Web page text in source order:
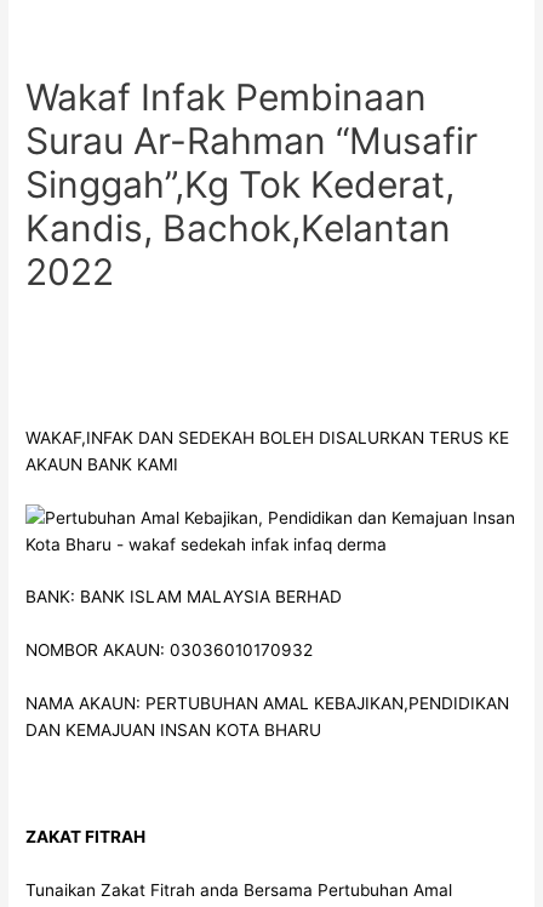
Wakaf Infak Pembinaan
Surau Ar-Rahman “Musafir
Singgah”,Kg Tok Kederat,
Kandis, Bachok,Kelantan
2022
WAKAF,INFAK DAN SEDEKAH BOLEH DISALURKAN TERUS KE
AKAUN BANK KAMI
BANK: BANK ISLAM MALAYSIA BERHAD
NOMBOR AKAUN: 03036010170932
NAMA AKAUN: PERTUBUHAN AMAL KEBAJIKAN,PENDIDIKAN
DAN KEMAJUAN INSAN KOTA BHARU
ZAKAT FITRAH
Tunaikan Zakat Fitrah anda Bersama Pertubuhan Amal